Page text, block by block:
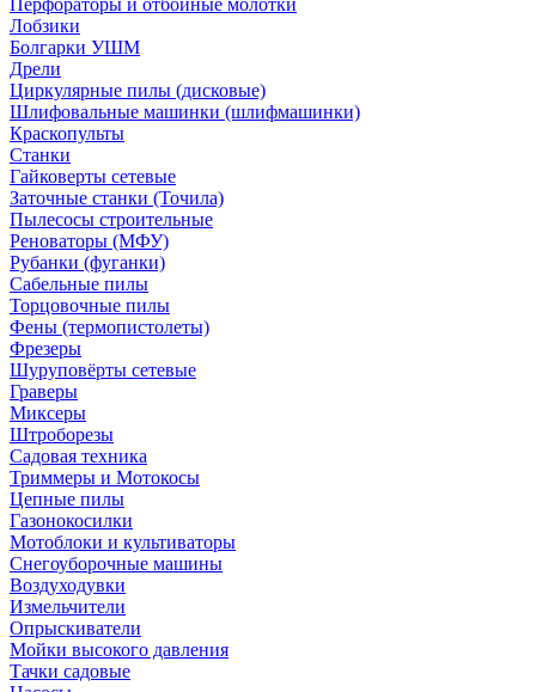
Перфораторы и отбойные молотки
Лобзики
Болгарки УШМ
Дрели
Циркулярные пилы (дисковые)
Шлифовальные машинки (шлифмашинки)
Краскопульты
Станки
Гайковерты сетевые
Заточные станки (Точила)
Пылесосы строительные
Реноваторы (МФУ)
Рубанки (фуганки)
Сабельные пилы
Торцовочные пилы
Фены (термопистолеты)
Фрезеры
Шуруповёрты сетевые
Граверы
Миксеры
Штроборезы
Садовая техника
Триммеры и Мотокосы
Цепные пилы
Газонокосилки
Мотоблоки и культиваторы
Снегоуборочные машины
Воздуходувки
Измельчители
Опрыскиватели
Мойки высокого давления
Тачки садовые